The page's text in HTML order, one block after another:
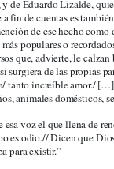
de Eduardo Lizalde,
fin de cuentas es
de ese hecho
populares o
que, advierte, le
de las propias
tanto increíble amor./
animales domésticos,
voz el que llena de
odio.// Dicen que
para existir.”